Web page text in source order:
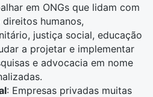
em ONGs que lidam com
direitos humanos,
justiça social, educação
a projetar e implementar
e advocacia em nome
: Empresas privadas muitas